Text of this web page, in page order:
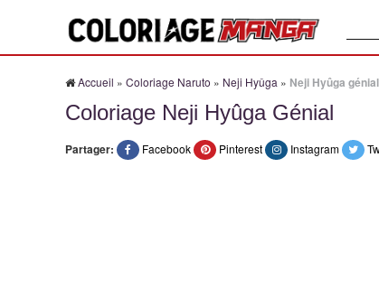
Accueil » Coloriage Naruto » Neji Hyûga » Neji Hyûga génial
Coloriage Neji Hyûga Génial
Partager: Facebook Pinterest Instagram